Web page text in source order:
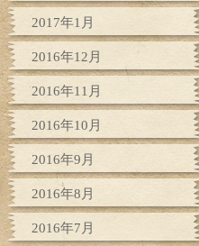
2017年1月
2016年12月
2016年11月
2016年10月
2016年9月
2016年8月
2016年7月